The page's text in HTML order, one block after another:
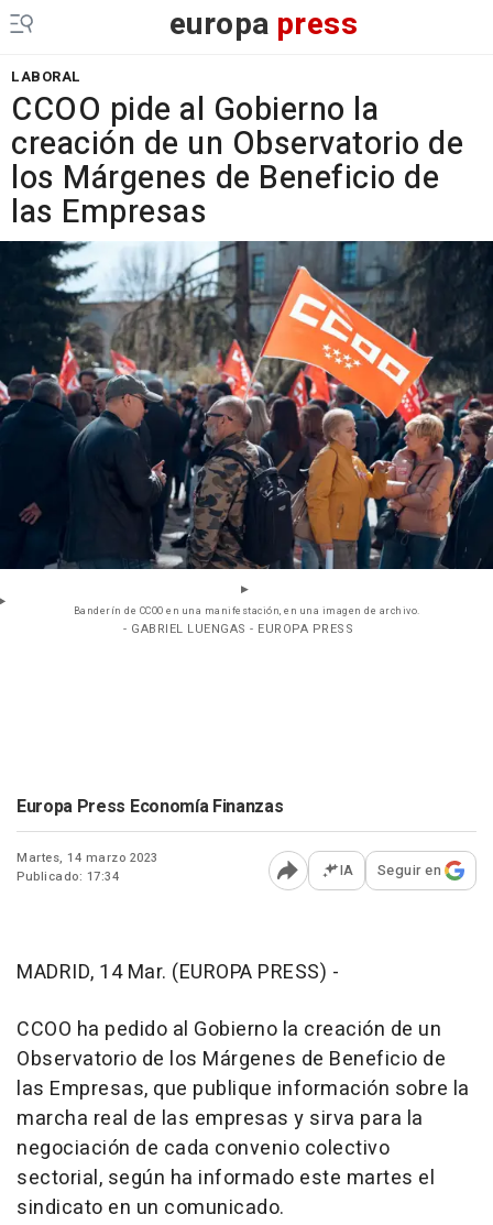
europa press
LABORAL
CCOO pide al Gobierno la
creación de un Observatorio de
los Márgenes de Beneficio de
las Empresas
Banderín de CCOO en una manifestación, en una imagen de archivo.
- GABRIEL LUENGAS - EUROPA PRESS
Europa Press Economía Finanzas
Martes, 14 marzo 2023
Publicado: 17:34
Abrir opciones para
IA Seguir en
MADRID, 14 Mar. (EUROPA PRESS) -
CCOO ha pedido al Gobierno la creación de un
Observatorio de los Márgenes de Beneficio de
las Empresas, que publique información sobre la
marcha real de las empresas y sirva para la
negociación de cada convenio colectivo
sectorial, según ha informado este martes el
sindicato en un comunicado.